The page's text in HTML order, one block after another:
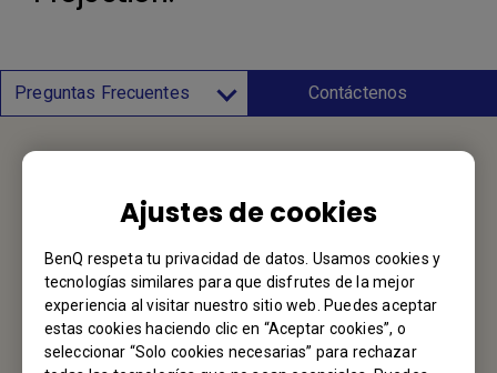
Ajustes de cookies
BenQ respeta tu privacidad de datos. Usamos cookies y
tecnologías similares para que disfrutes de la mejor
experiencia al visitar nuestro sitio web. Puedes aceptar
estas cookies haciendo clic en “Aceptar cookies”, o
seleccionar “Solo cookies necesarias” para rechazar
Preguntas Frecuentes Contáctenos
Envíenos un Email